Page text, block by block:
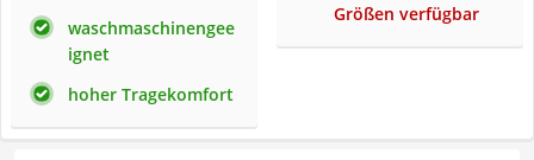
waschmaschinengee
ignet
hoher Tragekomfort
Größen verfügbar